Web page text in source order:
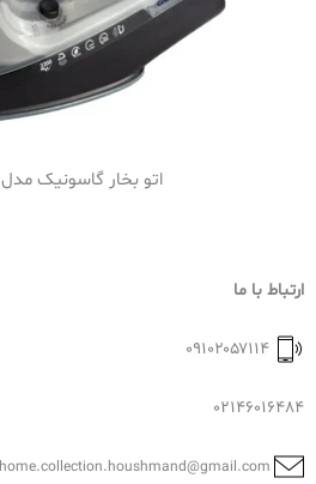
اتو بخار گاسونیک مدل GSI-294
ارتباط با ما
02146016484